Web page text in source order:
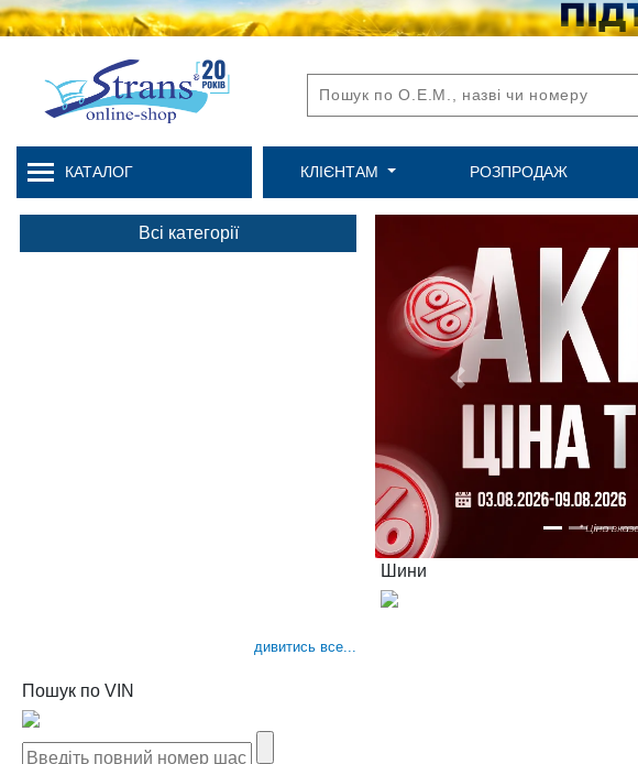
КАТАЛОГ КЛІЄНТАМ РОЗПРОДАЖ
Всі категорії
дивитись все...
Previous
Шини
Пошук по VIN